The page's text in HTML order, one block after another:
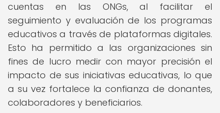
cuentas en las ONGs, al facilitar el
seguimiento y evaluación de los programas
educativos a través de plataformas digitales.
Esto ha permitido a las organizaciones sin
fines de lucro medir con mayor precisión el
impacto de sus iniciativas educativas, lo que
a su vez fortalece la confianza de donantes,
colaboradores y beneficiarios.